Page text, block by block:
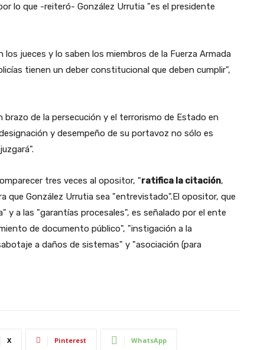
lo que -reiteró- González Urrutia "es el presidente
los jueces y lo saben los miembros de la Fuerza Armada
tienen un deber constitucional que deben cumplir",
brazo de la persecución y el terrorismo de Estado en
y desempeño de su portavoz no sólo es
tres veces al opositor, "ratifica la citación,
que González Urrutia sea "entrevistado".El opositor, que
y a las "garantías procesales", es señalado por el ente
de documento público", "instigación a la
a daños de sistemas" y "asociación (para
X Pinterest WhatsApp